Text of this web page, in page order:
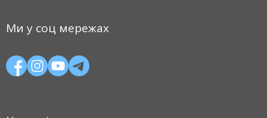
Ми у соц мережах